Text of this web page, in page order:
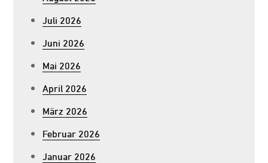
Juli 2026
Juni 2026
Mai 2026
April 2026
März 2026
Februar 2026
Januar 2026